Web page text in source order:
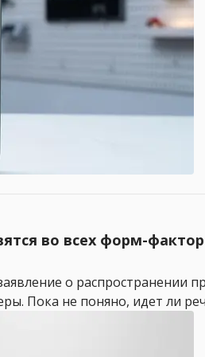
во всех форм-
о распространении
Пока не поняно, идет ли